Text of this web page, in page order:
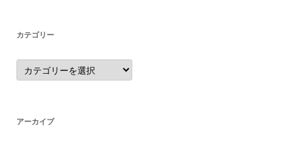
カテゴリー
カ
テ
ゴ
アーカイブ